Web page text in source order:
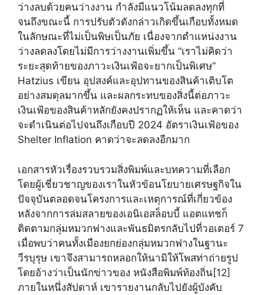
ว่างลบด้วยคนว่างงาน กำลังมีแนวโน้มลดลงทุกที่
จนถึงขณะนี้ การปรับตัวดังกล่าวเกิดขึ้นเกือบทั้งหมด
ในลักษณะที่ไม่เป็นพิษเป็นภัย เนื่องจากตำแหน่งงาน
ว่างลดลงโดยไม่มีการว่างงานเพิ่มขึ้น “เราไม่คิดว่า
ระยะสุดท้ายของภาวะเงินเฟ้อจะยากเป็นพิเศษ”
Hatzius เขียน อุปสงค์และอุปทานของสินค้าเติบโต
อย่างสมดุลมากขึ้น และผลกระทบของสิ่งนี้ต่อภาวะ
เงินเฟ้อของสินค้าหลักยังคงปรากฏให้เห็น และคาดว่า
จะดำเนินต่อไปจนถึงเกือบปี 2024 อัตราเงินเฟ้อของ
Shelter Inflation คาดว่าจะลดลงอีกมาก
เอกสารหัวเรื่องรวบรวมสิ่งพิมพ์และบทความที่เลือก
โดยผู้เชี่ยวชาญของเราในหัวข้อนโยบายเศรษฐกิจใน
ปัจจุบันตลอดจนโครงการและเหตุการณ์ที่เกี่ยวข้อง
หลังจากการล่มสลายของเอนิเอสล็อบบี้ แอตแทชก็
ติดตามกลุ่มหมวกฟางและพันธมิตรกลับไปที่วอเตอร์ 7
เมื่อพบว่าคนทั้งเมืองยกย่องกลุ่มหมวกฟางในฐานะ
วีรบุรุษ เขาจึงสามารถหลอกให้นามิให้โพสท่าถ่ายรูป
โดยอ้างว่าเป็นนักข่าวของ หนังสือพิมพ์ท้องถิ่น[12]
ภายในหนึ่งสัปดาห์ เขารายงานกลับไปยังผู้บังคับ